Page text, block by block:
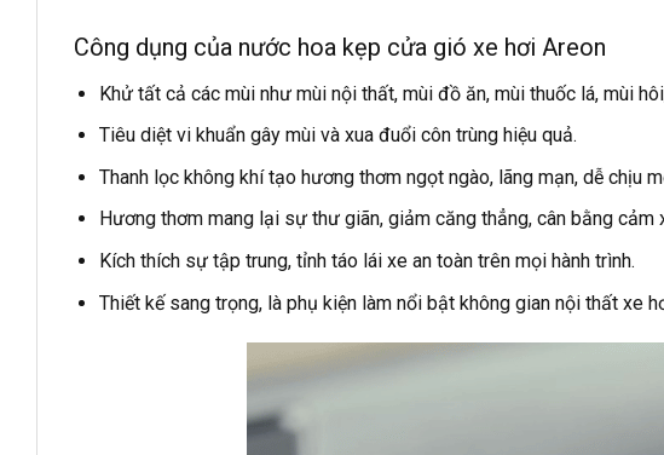
Công dụng của nước hoa kẹp cửa gió xe hơi Areon
Khử tất cả các mùi như mùi nội thất, mùi đồ ăn, mùi thuốc lá, mùi
Tiêu diệt vi khuẩn gây mùi và xua đuổi côn trùng hiệu quả.
Thanh lọc không khí tạo hương thơm ngọt ngào, lãng mạn, dễ chịu
Hương thơm mang lại sự thư giãn, giảm căng thẳng, cân bằng cảm
Kích thích sự tập trung, tỉnh táo lái xe an toàn trên mọi hành trình.
Thiết kế sang trọng, là phụ kiện làm nổi bật không gian nội thất xe